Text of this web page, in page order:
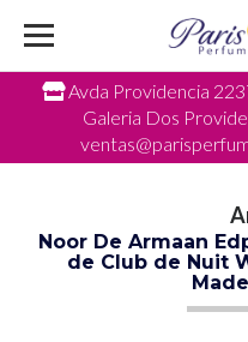
Avda Providencia
Galeria Dos
Noor De Armaan
de Club de Nuit